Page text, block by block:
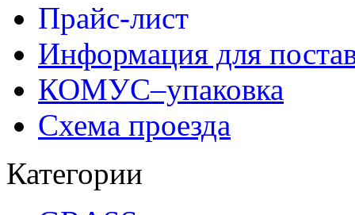
Прайс-лист
Информация для
КОМУС–упаковка
Схема проезда
Категории